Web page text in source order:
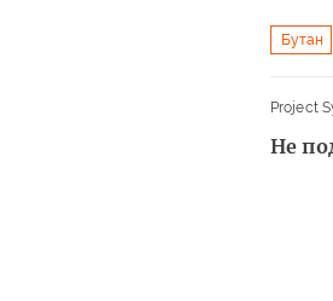
Бутан
Project
Не